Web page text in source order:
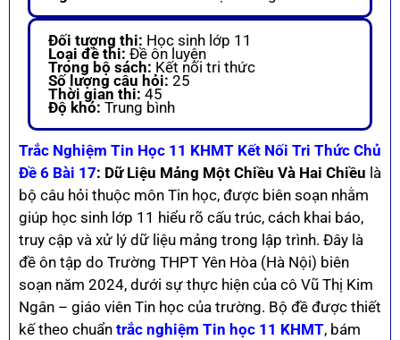
Đối tượng thi: Học sinh lớp 11
Loại đề thi: Đề ôn luyện
Trong bộ sách: Kết nối tri thức
Số lượng câu hỏi: 25
Thời gian thi: 45
Độ khó: Trung bình
Trắc Nghiệm Tin Học 11 KHMT Kết Nối Tri Thức Chủ
Đề 6 Bài 17: Dữ Liệu Mảng Một Chiều Và Hai Chiều là
bộ câu hỏi thuộc môn Tin học, được biên soạn nhằm
giúp học sinh lớp 11 hiểu rõ cấu trúc, cách khai báo,
truy cập và xử lý dữ liệu mảng trong lập trình. Đây là
đề ôn tập do Trường THPT Yên Hòa (Hà Nội) biên
soạn năm 2024, dưới sự thực hiện của cô Vũ Thị Kim
Ngân – giáo viên Tin học của trường. Bộ đề được thiết
kế theo chuẩn trắc nghiệm Tin học 11 KHMT, bám